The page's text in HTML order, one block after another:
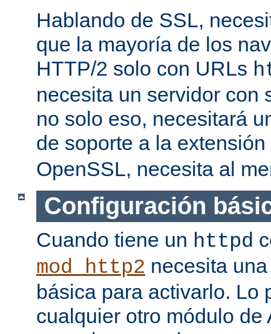
Hablando de SSL,
que la mayoría de los
HTTP/2 solo con URLs
necesita un servidor con
no solo eso, necesitará
de soporte a la extensión
OpenSSL, necesita al
Configuración
Cuando tiene un httpd
mod_http2 necesita
básica para activarlo. Lo
cualquier otro módulo de